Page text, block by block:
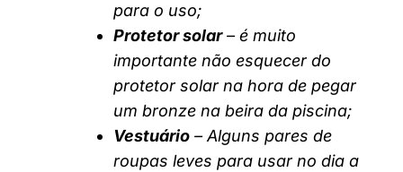
para o uso;
Protetor solar– é muito
importante não esquecer do
protetor solar na hora de pegar
um bronze na beira da piscina;
Vestuário – Alguns pares de
roupas leves para usar no dia a